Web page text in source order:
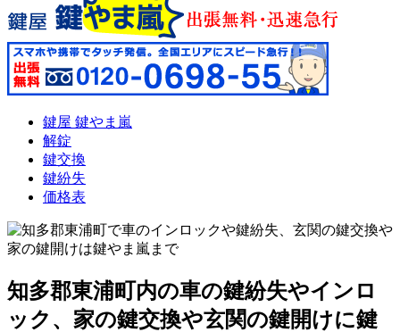
鍵屋 鍵やま嵐
解錠
鍵交換
鍵紛失
価格表
知多郡東浦町内の車の鍵紛失やインロ
ック、家の鍵交換や玄関の鍵開けに鍵